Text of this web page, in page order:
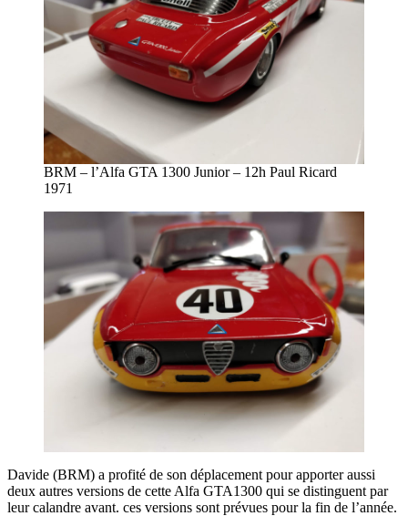
BRM – l’Alfa GTA 1300 Junior – 12h Paul Ricard
1971
Davide (BRM) a profité de son déplacement pour apporter aussi
deux autres versions de cette Alfa GTA1300 qui se distinguent par
leur calandre avant. ces versions sont prévues pour la fin de l’année.